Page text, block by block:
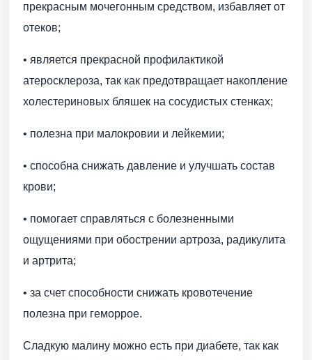
прекрасным мочегонным средством, избавляет от
отеков;
• является прекрасной профилактикой
атеросклероза, так как предотвращает накопление
холестериновых бляшек на сосудистых стенках;
• полезна при малокровии и лейкемии;
• способна снижать давление и улучшать состав
крови;
• помогает справляться с болезненными
ощущениями при обострении артроза, радикулита
и артрита;
• за счет способности снижать кровотечение
полезна при геморрое.
Сладкую малину можно есть при диабете, так как